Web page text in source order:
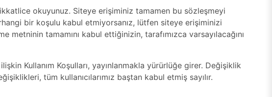
okuyunuz. Siteye erişiminiz tamamen bu sözleşmeyi
bir koşulu kabul etmiyorsanız, lütfen siteye erişiminizi
metninin tamamını kabul ettiğinizin, tarafımızca varsayılacağını
Kullanım Koşulları, yayınlanmakla yürürlüğe girer. Değişiklik
tüm kullanıcılarımız baştan kabul etmiş sayılır.